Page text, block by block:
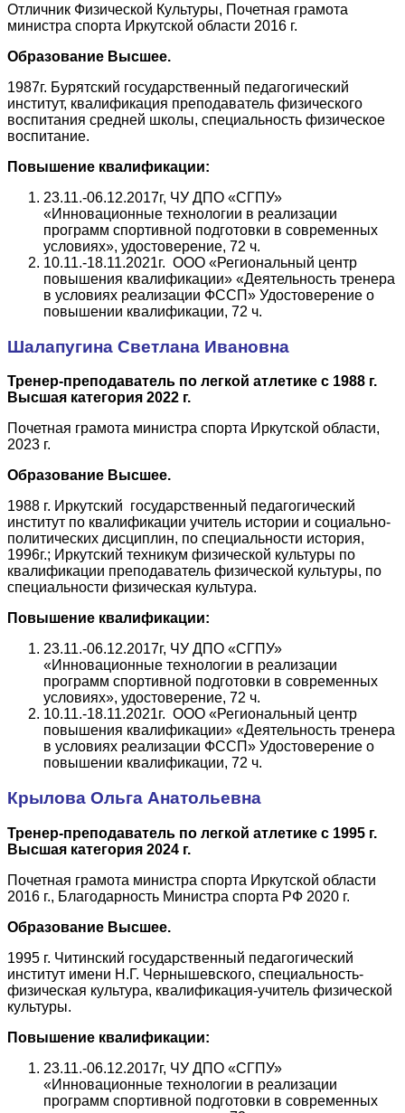
Отличник Физической Культуры, Почетная грамота
министра спорта Иркутской области 2016 г.
Образование Высшее.
1987г. Бурятский государственный педагогический
институт, квалификация преподаватель физического
воспитания средней школы, специальность физическое
воспитание.
Повышение квалификации:
23.11.-06.12.2017г, ЧУ ДПО «СГПУ»
«Инновационные технологии в реализации
программ спортивной подготовки в современных
условиях», удостоверение, 72 ч.
10.11.-18.11.2021г. ООО «Региональный центр
повышения квалификации» «Деятельность тренера
в условиях реализации ФССП» Удостоверение о
повышении квалификации, 72 ч.
Шалапугина Светлана Ивановна
Тренер-преподаватель по легкой атлетике с 1988 г.
Высшая категория 2022 г.
Почетная грамота министра спорта Иркутской области,
2023 г.
Образование Высшее.
1988 г. Иркутский государственный педагогический
институт по квалификации учитель истории и социально-
политических дисциплин, по специальности история,
1996г.; Иркутский техникум физической культуры по
квалификации преподаватель физической культуры, по
специальности физическая культура.
Повышение квалификации:
23.11.-06.12.2017г, ЧУ ДПО «СГПУ»
«Инновационные технологии в реализации
программ спортивной подготовки в современных
условиях», удостоверение, 72 ч.
10.11.-18.11.2021г. ООО «Региональный центр
повышения квалификации» «Деятельность тренера
в условиях реализации ФССП» Удостоверение о
повышении квалификации, 72 ч.
Крылова Ольга Анатольевна
Тренер-преподаватель по легкой атлетике с 1995 г.
Высшая категория 2024 г.
Почетная грамота министра спорта Иркутской области
2016 г., Благодарность Министра спорта РФ 2020 г.
Образование Высшее.
1995 г. Читинский государственный педагогический
институт имени Н.Г. Чернышевского, специальность-
физическая культура, квалификация-учитель физической
культуры.
Повышение квалификации:
23.11.-06.12.2017г, ЧУ ДПО «СГПУ»
«Инновационные технологии в реализации
программ спортивной подготовки в современных